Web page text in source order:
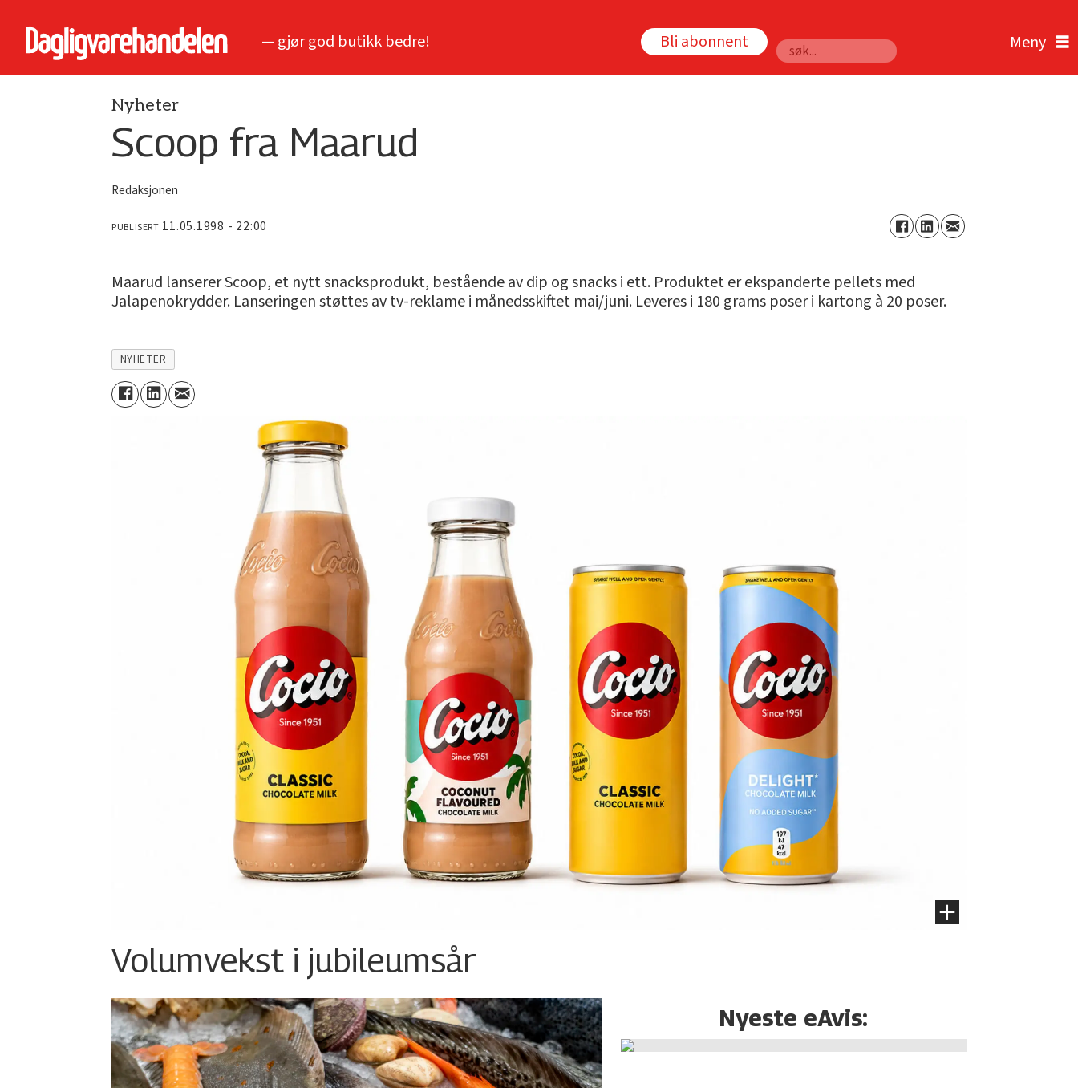
— gjør god butikk bedre! Bli abonnent
Søk
Nyheter
Scoop fra Maarud
Redaksjonen
PUBLISERT 11.05.1998 - 22:00
Maarud lanserer Scoop, et nytt snacksprodukt, bestående av dip og snacks i ett. Produktet er ekspanderte pellets med
Jalapenokrydder. Lanseringen støttes av tv-reklame i månedsskiftet mai/juni. Leveres i 180 grams poser i kartong à 20 poser.
NYHETER
Volumvekst i jubileumsår
Nyeste eAvis: